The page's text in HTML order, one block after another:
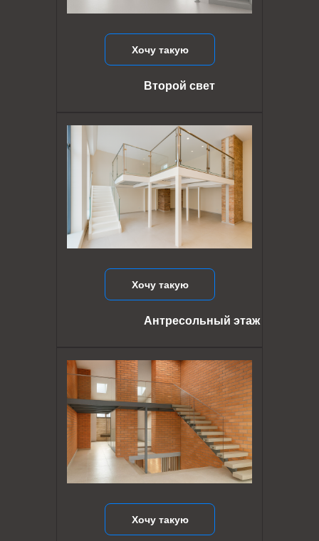
Хочу такую
Хочу такую
Антресольный этаж
Хочу такую
Второй свет